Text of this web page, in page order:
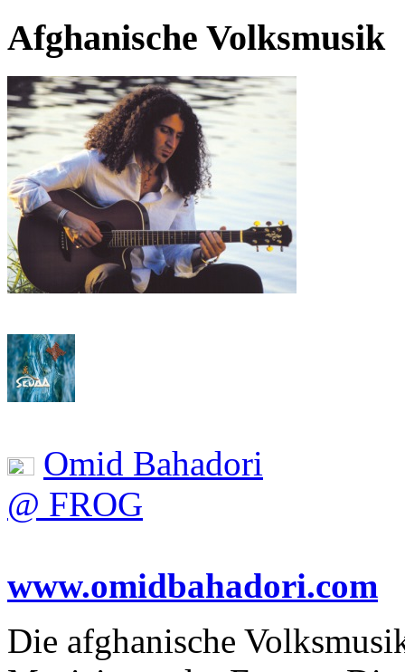
Afghanische Volksmusik
Omid Bahadori
@ FROG
www.omidbahadori.com
Die afghanische